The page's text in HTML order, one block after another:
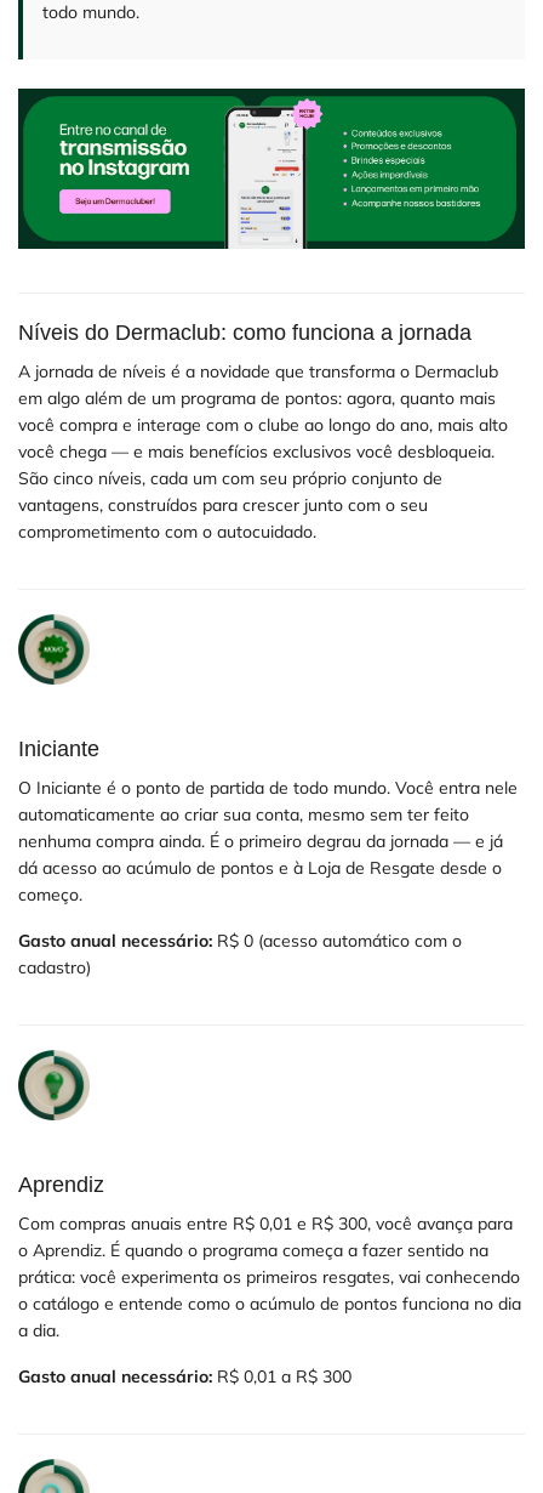
todo mundo.
Níveis do Dermaclub: como funciona a jornada
A jornada de níveis é a novidade que transforma o Dermaclub
em algo além de um programa de pontos: agora, quanto mais
você compra e interage com o clube ao longo do ano, mais alto
você chega — e mais benefícios exclusivos você desbloqueia.
São cinco níveis, cada um com seu próprio conjunto de
vantagens, construídos para crescer junto com o seu
comprometimento com o autocuidado.
Iniciante
O Iniciante é o ponto de partida de todo mundo. Você entra nele
automaticamente ao criar sua conta, mesmo sem ter feito
nenhuma compra ainda. É o primeiro degrau da jornada — e já
dá acesso ao acúmulo de pontos e à Loja de Resgate desde o
começo.
Gasto anual necessário: R$ 0 (acesso automático com o
cadastro)
Aprendiz
Com compras anuais entre R$ 0,01 e R$ 300, você avança para
o Aprendiz. É quando o programa começa a fazer sentido na
prática: você experimenta os primeiros resgates, vai conhecendo
o catálogo e entende como o acúmulo de pontos funciona no dia
a dia.
Gasto anual necessário: R$ 0,01 a R$ 300